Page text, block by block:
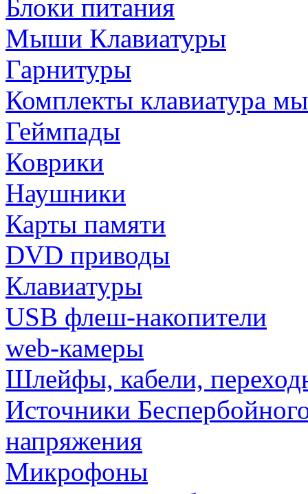
Блоки питания
Мыши Клавиатуры
Гарнитуры
Комплекты клавиатура
Геймпады
Коврики
Наушники
Карты памяти
DVD приводы
Клавиатуры
USB флеш-накопители
web-камеры
Шлейфы, кабели,
Источники
напряжения
Микрофоны